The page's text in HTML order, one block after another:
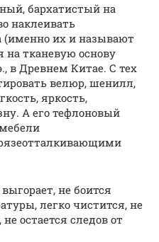
бархатистый на
наклеивать
(именно их и называют
тканевую основу
в Древнем Китае. С тех
велюр, шенилл,
яркость,
А его тефлоновый
не боится
легко чистится, не
остается следов от